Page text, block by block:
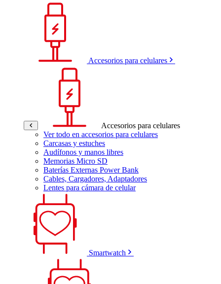
Accesorios para celulares
Accesorios para celulares
Ver todo en accesorios para celulares
Carcasas y estuches
Audífonos y manos libres
Memorias Micro SD
Baterías Externas Power Bank
Cables, Cargadores, Adaptadores
Lentes para cámara de celular
Smartwatch